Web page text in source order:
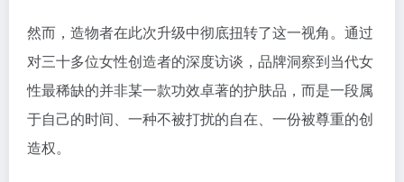
然而，造物者在此次升级中彻底扭转了这一视角。通过
对三十多位女性创造者的深度访谈，品牌洞察到当代女
性最稀缺的并非某一款功效卓著的护肤品，而是一段属
于自己的时间、一种不被打扰的自在、一份被尊重的创
造权。